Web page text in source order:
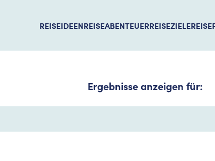
REISEIDEENREISEABENTEUERREISEZIELE
Ergebnisse anzeigen für: